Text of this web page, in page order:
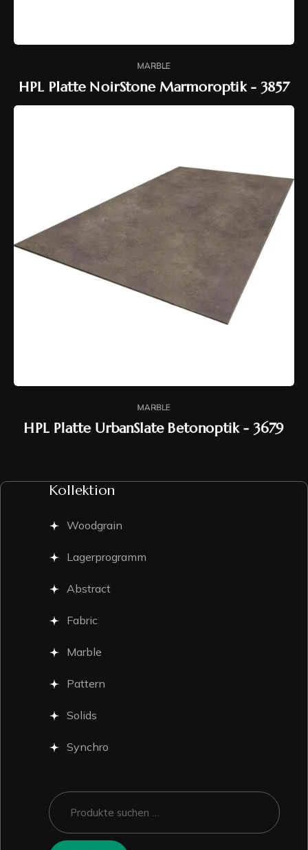
MARBLE
HPL Platte NoirStone Marmoroptik - 3857
MARBLE
HPL Platte UrbanSlate Betonoptik - 3679
Kollektion
Woodgrain
Lagerprogramm
Abstract
Fabric
Marble
Pattern
Solids
Synchro